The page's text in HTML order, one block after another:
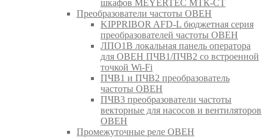
шкафов MEYERTEC МТК-СТ
Преобразователи частоты ОВЕН
KIPPRIBOR AFD-L бюджетная серия
преобразователей частоты ОВЕН
ЛПО1В локальная панель оператора
для ОВЕН ПЧВ1/ПЧВ2 со встроенной
точкой Wi-Fi
ПЧВ1 и ПЧВ2 преобразователь
частоты ОВЕН
ПЧВ3 преобразователи частоты
векторные для насосов и вентиляторов
ОВЕН
Промежуточные реле ОВЕН